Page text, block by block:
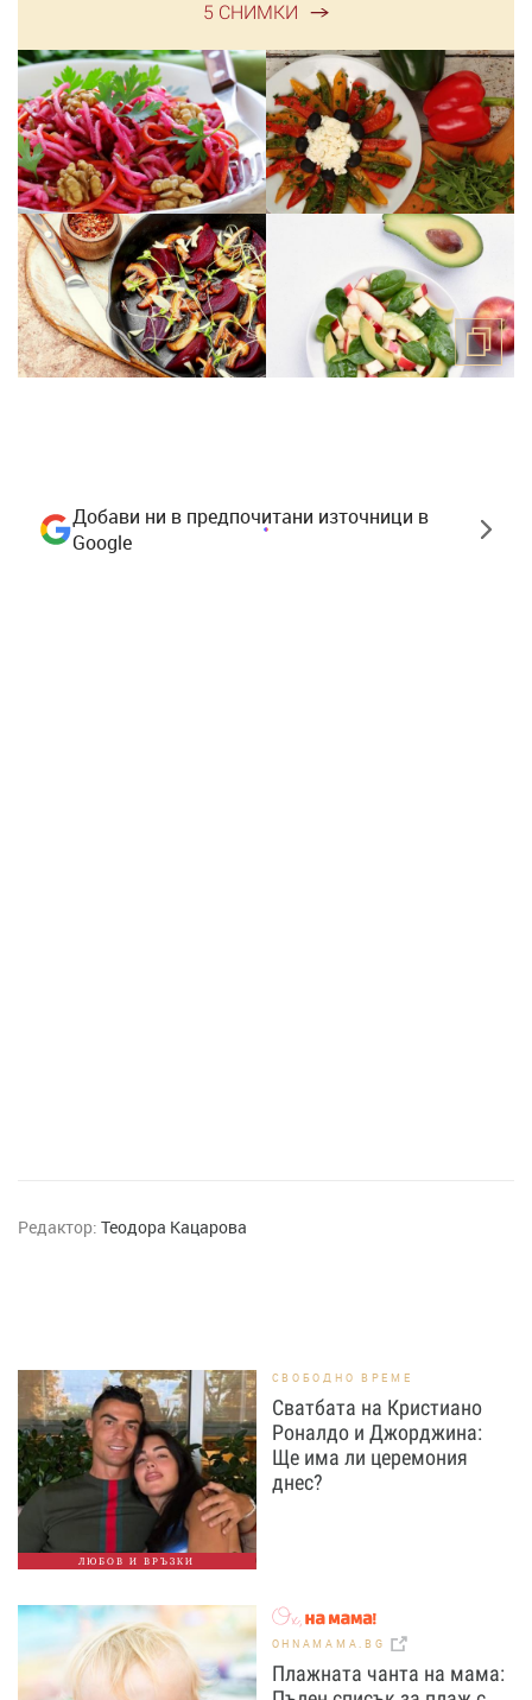
5 СНИМКИ
Добави ни в предпочитани източници в
Google
Редактор: Теодора Кацарова
ЛЮБОВ И ВРЪЗКИ
СВОБОДНО ВРЕМЕ
Сватбата на Кристиано
Роналдо и Джорджина:
Ще има ли церемония
днес?
OHNAMAMA.BG
Плажната чанта на мама: